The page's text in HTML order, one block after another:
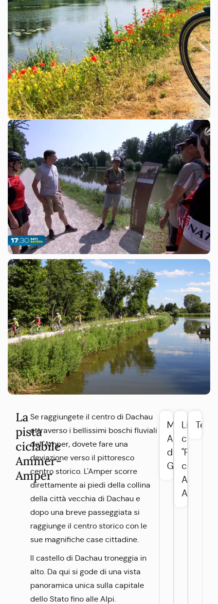
La
pista
ciclabile
Ammer-
Amper
Se raggiungete il centro di Dachau
attraverso i bellissimi boschi fluviali
dell'Amper, dovete fare una
deviazione verso il pittoresco
centro storico. L'Amper scorre
direttamente ai piedi della collina
della città vecchia di Dachau e
dopo una breve passeggiata si
raggiunge il centro storico con le
sue magnifiche case cittadine.
Il castello di Dachau troneggia in
alto. Da qui si gode di una vista
panoramica unica sulla capitale
dello Stato fino alle Alpi.
Mappa
AAR e
dati
GPS
Libro di
"Pista
ciclabile
Ammer-
Amper"